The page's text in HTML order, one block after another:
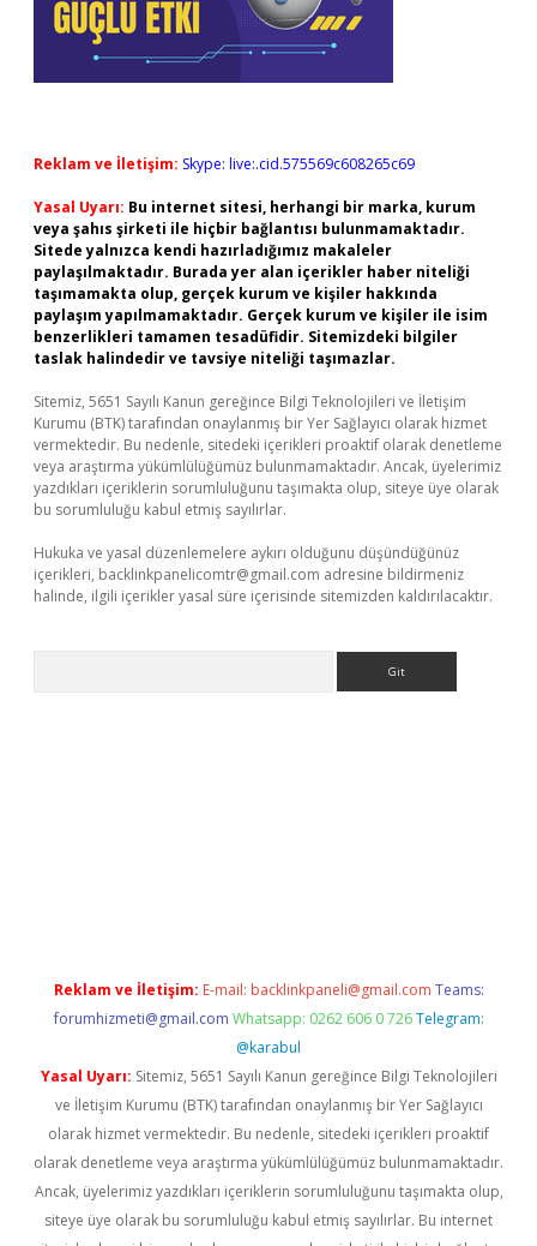
Reklam ve İletişim: Skype: live:.cid.575569c608265c69
Yasal Uyarı: Bu internet sitesi, herhangi bir marka, kurum
veya şahıs şirketi ile hiçbir bağlantısı bulunmamaktadır.
Sitede yalnızca kendi hazırladığımız makaleler
paylaşılmaktadır. Burada yer alan içerikler haber niteliği
taşımamakta olup, gerçek kurum ve kişiler hakkında
paylaşım yapılmamaktadır. Gerçek kurum ve kişiler ile isim
benzerlikleri tamamen tesadüfidir. Sitemizdeki bilgiler
taslak halindedir ve tavsiye niteliği taşımazlar.
Sitemiz, 5651 Sayılı Kanun gereğince Bilgi Teknolojileri ve İletişim
Kurumu (BTK) tarafından onaylanmış bir Yer Sağlayıcı olarak hizmet
vermektedir. Bu nedenle, sitedeki içerikleri proaktif olarak denetleme
veya araştırma yükümlülüğümüz bulunmamaktadır. Ancak, üyelerimiz
yazdıkları içeriklerin sorumluluğunu taşımakta olup, siteye üye olarak
bu sorumluluğu kabul etmiş sayılırlar.
Hukuka ve yasal düzenlemelere aykırı olduğunu düşündüğünüz
içerikleri, backlinkpanelicomtr@gmail.com adresine bildirmeniz
halinde, ilgili içerikler yasal süre içerisinde sitemizden kaldırılacaktır.
Reklam ve İletişim: E-mail: backlinkpaneli@gmail.com Teams:
forumhizmeti@gmail.com Whatsapp: 0262 606 0 726 Telegram:
@karabul
Yasal Uyarı: Sitemiz, 5651 Sayılı Kanun gereğince Bilgi Teknolojileri
ve İletişim Kurumu (BTK) tarafından onaylanmış bir Yer Sağlayıcı
olarak hizmet vermektedir. Bu nedenle, sitedeki içerikleri proaktif
olarak denetleme veya araştırma yükümlülüğümüz bulunmamaktadır.
Ancak, üyelerimiz yazdıkları içeriklerin sorumluluğunu taşımakta olup,
siteye üye olarak bu sorumluluğu kabul etmiş sayılırlar. Bu internet